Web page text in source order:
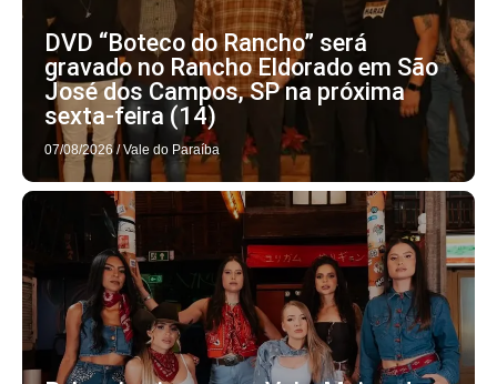
DVD “Boteco do Rancho” será
gravado no Rancho Eldorado em São
José dos Campos, SP na próxima
sexta-feira (14)
07/08/2026 / Vale do Paraíba